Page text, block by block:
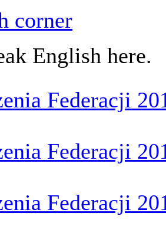
corner
English here.
Federacji
Federacji
Federacji